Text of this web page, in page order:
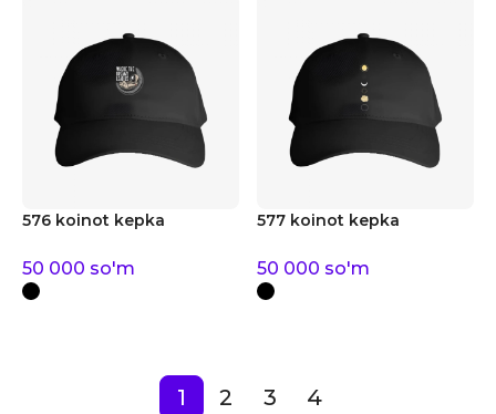
576 koinot kepka
50 000 so'm
577 koinot kepka
50 000 so'm
1 2 3 4